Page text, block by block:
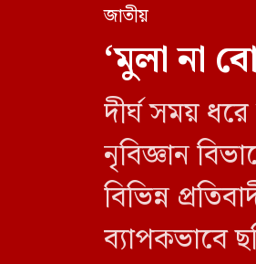
জাতীয়
‘মুলা না
দীর্ঘ সময়
নৃবিজ্ঞান
বিভিন্ন
ব্যাপকভাবে